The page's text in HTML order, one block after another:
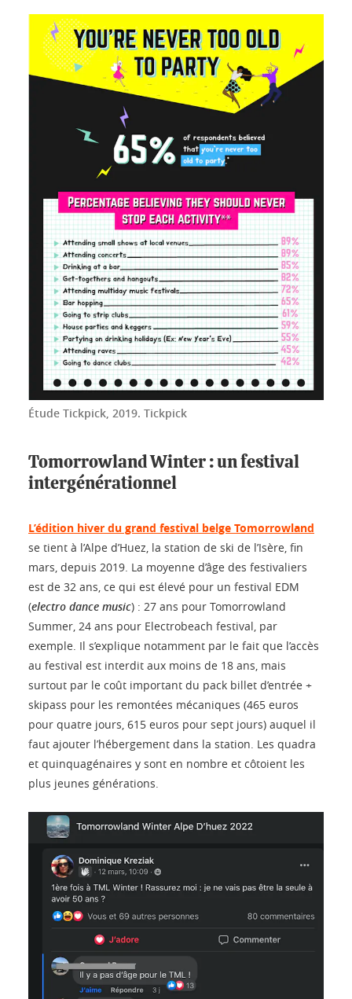
Étude Tickpick, 2019. Tickpick
Tomorrowland Winter : un festival
intergénérationnel
L’édition hiver du grand festival belge Tomorrowland
se tient à l’Alpe d’Huez, la station de ski de l’Isère, fin
mars, depuis 2019. La moyenne d’âge des festivaliers
est de 32 ans, ce qui est élevé pour un festival EDM
(electro dance music) : 27 ans pour Tomorrowland
Summer, 24 ans pour Electrobeach festival, par
exemple. Il s’explique notamment par le fait que l’accès
au festival est interdit aux moins de 18 ans, mais
surtout par le coût important du pack billet d’entrée +
skipass pour les remontées mécaniques (465 euros
pour quatre jours, 615 euros pour sept jours) auquel il
faut ajouter l’hébergement dans la station. Les quadra
et quinquagénaires y sont en nombre et côtoient les
plus jeunes générations.